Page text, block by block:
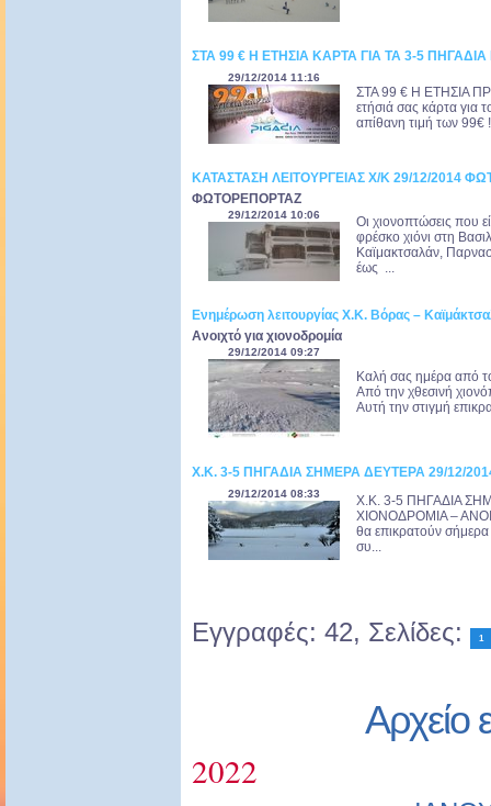
ΣΤΑ 99 € Η ΕΤΗΣΙΑ ΚΑΡΤΑ ΓΙΑ ΤΑ 3-5
29/12/2014 11:16
ΣΤΑ 99 € Η ΕΤΗΣΙΑ
ετήσιά σας κάρτα για
απίθανη τιμή των 99€
ΚΑΤΑΣΤΑΣΗ ΛΕΙΤΟΥΡΓΕΙΑΣ Χ/Κ 29/12/2014
ΦΩΤΟΡΕΠΟΡΤΑΖ
29/12/2014 10:06
Oι χιονοπτώσεις που
φρέσκο χιόνι στη
Καϊμακτσαλάν,
έως ...
Ενημέρωση λειτουργίας Χ.Κ. Βόρας –
Ανοιχτό για χιονοδρομία
29/12/2014 09:27
Καλή σας ημέρα από
Από την χθεσινή
Αυτή την στιγμή
Χ.Κ. 3-5 ΠΗΓΑΔΙΑ ΣΗΜΕΡΑ ΔΕΥΤΕΡΑ 29/12/
29/12/2014 08:33
Χ.Κ. 3-5 ΠΗΓΑΔΙΑ
ΧΙΟΝΟΔΡΟΜΙΑ –
θα επικρατούν
συ...
Εγγραφές: 42, Σελίδες: 1
Αρχείο
2022